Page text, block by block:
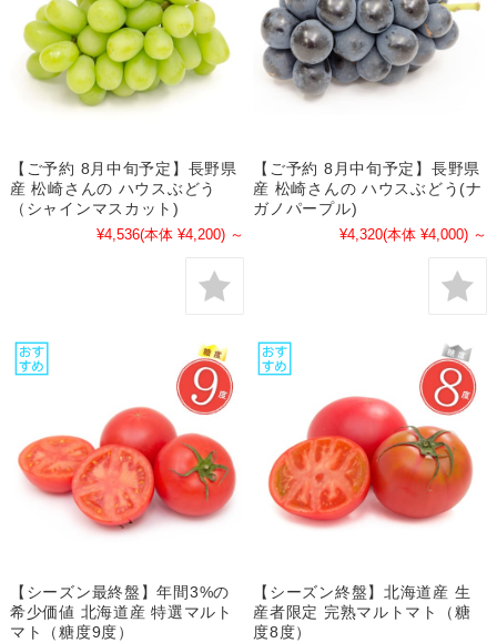
【ご予約 8月中旬予定】長野県
産 松崎さんの ハウスぶどう
（シャインマスカット)
¥4,536(本体 ¥4,200) ～
【ご予約 8月中旬予定】長野県
産 松崎さんの ハウスぶどう(ナ
ガノパープル)
¥4,320(本体 ¥4,000) ～
【シーズン最終盤】年間3%の
希少価値 北海道産 特選マルト
マト（糖度9度）
【シーズン終盤】北海道産 生
産者限定 完熟マルトマト（糖
度8度）